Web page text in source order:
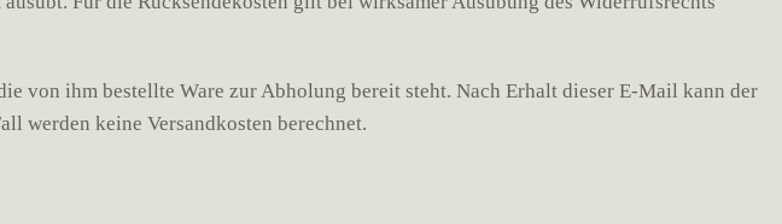
von ihm bestellte Ware zur Abholung bereit steht. Nach Erhalt dieser E-Mail kann der
werden keine Versandkosten berechnet.